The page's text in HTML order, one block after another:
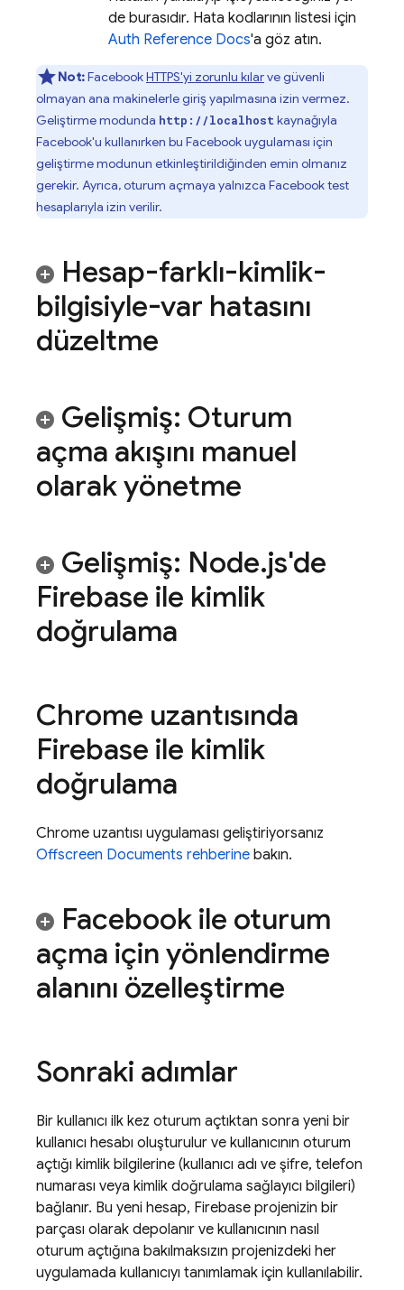
de burasıdır. Hata kodlarının listesi için
Auth Reference Docs'a göz atın.
Not:FacebookHTTPS'yi zorunlu kılarve güvenli
olmayan ana makinelerle giriş yapılmasına izin vermez.
Geliştirme modunda http://localhost kaynağıyla
Facebook'u kullanırken bu Facebook uygulaması için
geliştirme modunun etkinleştirildiğinden emin olmanız
gerekir. Ayrıca, oturum açmaya yalnızca Facebook test
hesaplarıyla izin verilir.
Hesap-farklı-kimlik-
bilgisiyle-var hatasını
düzeltme
Gelişmiş: Oturum
açma akışını manuel
olarak yönetme
Gelişmiş: Node.js'de
Firebase ile kimlik
doğrulama
Chrome uzantısında
Firebase ile kimlik
doğrulama
Chrome uzantısı uygulaması geliştiriyorsanız
Offscreen Documents rehberine bakın.
Facebook ile oturum
açma için yönlendirme
alanını özelleştirme
Sonraki adımlar
Bir kullanıcı ilk kez oturum açtıktan sonra yeni bir
kullanıcı hesabı oluşturulur ve kullanıcının oturum
açtığı kimlik bilgilerine (kullanıcı adı ve şifre, telefon
numarası veya kimlik doğrulama sağlayıcı bilgileri)
bağlanır. Bu yeni hesap, Firebase projenizin bir
parçası olarak depolanır ve kullanıcının nasıl
oturum açtığına bakılmaksızın projenizdeki her
uygulamada kullanıcıyı tanımlamak için kullanılabilir.